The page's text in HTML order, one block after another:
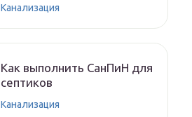
Канализация
Как выполнить СанПиН для
септиков
Канализация